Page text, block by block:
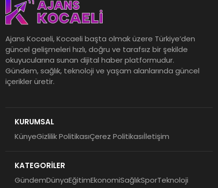
Ajans Kocaeli, Kocaeli başta olmak üzere Türkiye’den
güncel gelişmeleri hızlı, doğru ve tarafsız bir şekilde
okuyucularına sunan dijital haber platformudur.
Gündem, sağlık, teknoloji ve yaşam alanlarında güncel
içerikler üretir.
KURUMSAL
KünyeGizlilik PolitikasıÇerez Politikasıİletişim
KATEGORİLER
GündemDünyaEğitimEkonomiSağlıkSporTeknoloji